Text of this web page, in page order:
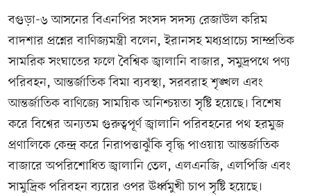
বগুড়া-৬ আসনের বিএনপির সংসদ সদস্য রেজাউল করিম
বাদশার প্রশ্নের বাণিজ্যমন্ত্রী বলেন, ইরানসহ মধ্যপ্রাচ্যে সাম্প্রতিক
সামরিক সংঘাতের ফলে বৈশ্বিক জ্বালানি বাজার, সমুদ্রপথে পণ্য
পরিবহন, আন্তর্জাতিক বিমা ব্যবস্থা, সরবরাহ শৃঙ্খল এবং
আন্তর্জাতিক বাণিজ্যে সাময়িক অনিশ্চয়তা সৃষ্টি হয়েছে। বিশেষ
করে বিশ্বের অন্যতম গুরুত্বপূর্ণ জ্বালানি পরিবহনের পথ হরমুজ
প্রণালিকে কেন্দ্র করে নিরাপত্তাঝুঁকি বৃদ্ধি পাওয়ায় আন্তর্জাতিক
বাজারে অপরিশোধিত জ্বালানি তেল, এলএনজি, এলপিজি এবং
সামুদ্রিক পরিবহন ব্যয়ের ওপর ঊর্ধ্বমুখী চাপ সৃষ্টি হয়েছে।